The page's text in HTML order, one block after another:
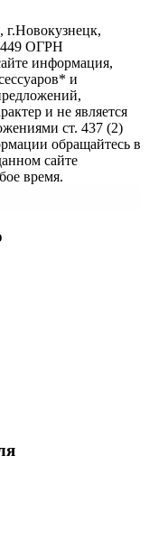
ОГРН
информация,
и
и не является
ст. 437 (2)
обращайтесь в
сайте
время.